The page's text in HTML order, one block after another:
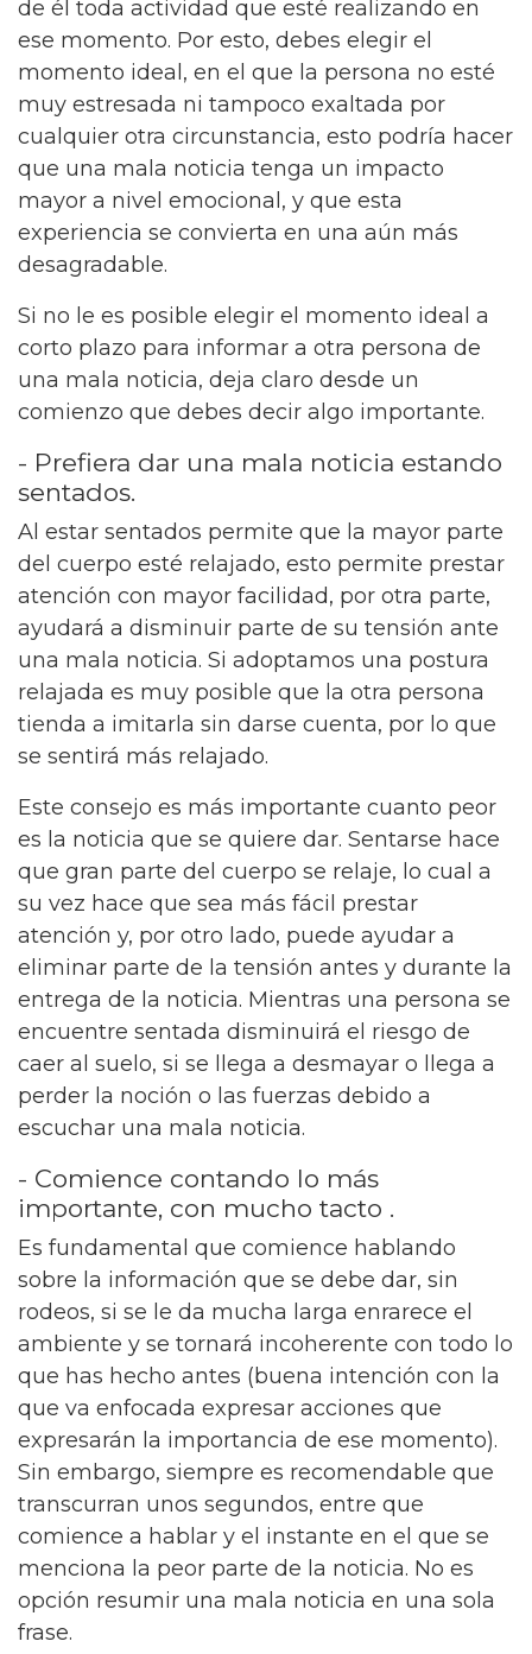
de él toda actividad que esté realizando en
ese momento. Por esto, debes elegir el
momento ideal, en el que la persona no esté
muy estresada ni tampoco exaltada por
cualquier otra circunstancia, esto podría hacer
que una mala noticia tenga un impacto
mayor a nivel emocional, y que esta
experiencia se convierta en una aún más
desagradable.
Si no le es posible elegir el momento ideal a
corto plazo para informar a otra persona de
una mala noticia, deja claro desde un
comienzo que debes decir algo importante.
- Prefiera dar una mala noticia estando
sentados.
Al estar sentados permite que la mayor parte
del cuerpo esté relajado, esto permite prestar
atención con mayor facilidad, por otra parte,
ayudará a disminuir parte de su tensión ante
una mala noticia. Si adoptamos una postura
relajada es muy posible que la otra persona
tienda a imitarla sin darse cuenta, por lo que
se sentirá más relajado.
Este consejo es más importante cuanto peor
es la noticia que se quiere dar. Sentarse hace
que gran parte del cuerpo se relaje, lo cual a
su vez hace que sea más fácil prestar
atención y, por otro lado, puede ayudar a
eliminar parte de la tensión antes y durante la
entrega de la noticia. Mientras una persona se
encuentre sentada disminuirá el riesgo de
caer al suelo, si se llega a desmayar o llega a
perder la noción o las fuerzas debido a
escuchar una mala noticia.
- Comience contando lo más
importante, con mucho tacto .
Es fundamental que comience hablando
sobre la información que se debe dar, sin
rodeos, si se le da mucha larga enrarece el
ambiente y se tornará incoherente con todo lo
que has hecho antes (buena intención con la
que va enfocada expresar acciones que
expresarán la importancia de ese momento).
Sin embargo, siempre es recomendable que
transcurran unos segundos, entre que
comience a hablar y el instante en el que se
menciona la peor parte de la noticia. No es
opción resumir una mala noticia en una sola
frase.